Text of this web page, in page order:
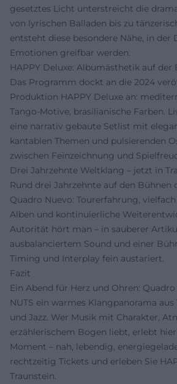
gesetztes Licht unterstreicht die
von lyrischen Balladen bis zu
entsteht diese besondere Nähe, in der
Emotionen greifbar werden.
HAPPY Deluxe: Albumästhetik auf der
Das Programm dockt an die 2024
Produktion HAPPY Deluxe an:
Tango-Motive, brasilianische Farben.
eine narrativ gebaute Setlist mit
kantablen Themen und pulsierenden
zwischen Feinzeichnung und
Drei Jahrzehnte Weltklang – jetzt in
Rund drei Jahrzehnte auf den Bühnen
Quadro Nuevo: Tourerfahrung,
Alben und kontinuierliche
Autorität hört man – in sauberer
ausbalanciertem Sound und einer
Timing und Interplay fein austariert.
Fazit
Ein Abend für Herz und Ohren:
NUTS ein warmes Klangpanorama
und Jazz. Wer Musik mit Charakter,
erzählerischem Bogen liebt, erlebt
Moment – nah, lebendig,
rechtzeitig Tickets und erleben Sie
Traunstein.